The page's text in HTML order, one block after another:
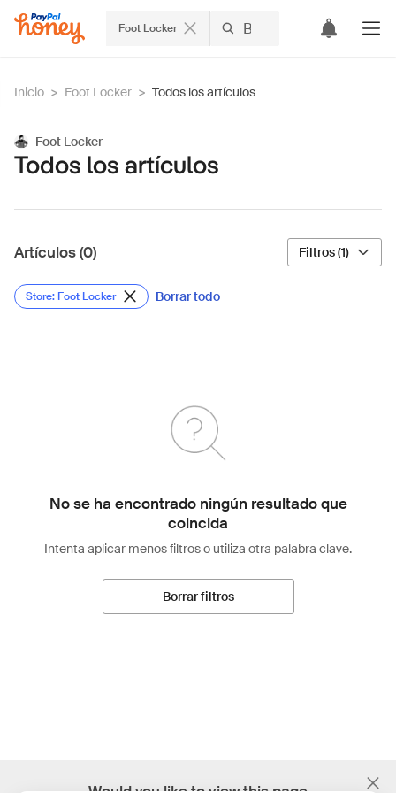
Foot Locker
Inicio > Foot Locker > Todos los artículos
Foot Locker
Todos los artículos
Artículos (0) Filtros (1)
Store: Foot Locker Borrar todo
No se ha encontrado ningún resultado que
coincida
Intenta aplicar menos filtros o utiliza otra palabra clave.
Borrar filtros